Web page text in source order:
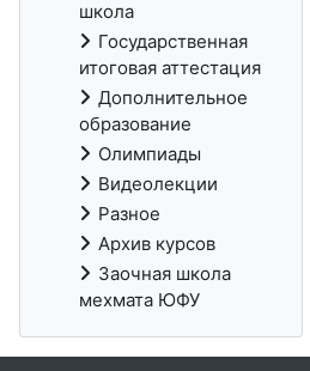
школа
Государственная
итоговая аттестация
Дополнительное
образование
Олимпиады
Видеолекции
Разное
Архив курсов
Заочная школа
мехмата ЮФУ